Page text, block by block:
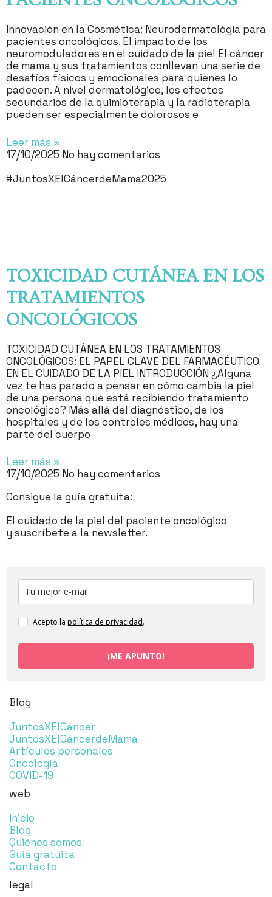
Innovación en la Cosmética: Neurodermatológia para
pacientes oncológicos. El impacto de los
neuromoduladores en el cuidado de la piel El cáncer
de mama y sus tratamientos conllevan una serie de
desafíos físicos y emocionales para quienes lo
padecen. A nivel dermatológico, los efectos
secundarios de la quimioterapia y la radioterapia
pueden ser especialmente dolorosos e
Leer más »
17/10/2025 No hay comentarios
#JuntosXElCáncerdeMama2025
TOXICIDAD CUTÁNEA EN LOS
TRATAMIENTOS
ONCOLÓGICOS
TOXICIDAD CUTÁNEA EN LOS TRATAMIENTOS
ONCOLÓGICOS: EL PAPEL CLAVE DEL FARMACÉUTICO
EN EL CUIDADO DE LA PIEL INTRODUCCIÓN ¿Alguna
vez te has parado a pensar en cómo cambia la piel
de una persona que está recibiendo tratamiento
oncológico? Más allá del diagnóstico, de los
hospitales y de los controles médicos, hay una
parte del cuerpo
Leer más »
17/10/2025 No hay comentarios
Consigue la guía gratuita:
El cuidado de la piel del paciente oncológico
y suscríbete a la newsletter.
Acepto la política de privacidad.
¡ME APUNTO!
Blog
JuntosXElCáncer
JuntosXElCáncerdeMama
Artículos personales
Oncología
COVID-19
web
Inicio
Blog
Quiénes somos
Guía gratuita
Contacto
legal